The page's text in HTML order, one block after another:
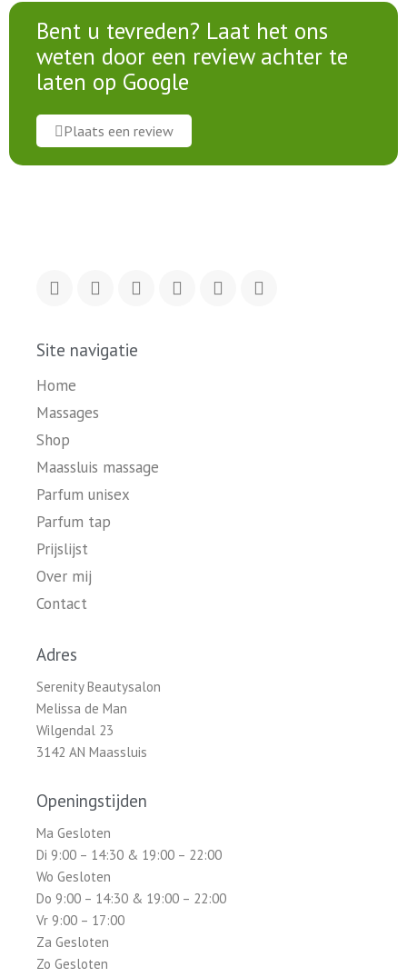
Bent u tevreden? Laat het ons
weten door een review achter te
laten op Google
Plaats een review
Site navigatie
Home
Massages
Shop
Maassluis massage
Parfum unisex
Parfum tap
Prijslijst
Over mij
Contact
Adres
Serenity Beautysalon
Melissa de Man
Wilgendal 23
3142 AN Maassluis
Openingstijden
Ma Gesloten
Di 9:00 – 14:30 & 19:00 – 22:00
Wo Gesloten
Do 9:00 – 14:30 & 19:00 – 22:00
Vr 9:00 – 17:00
Za Gesloten
Zo Gesloten